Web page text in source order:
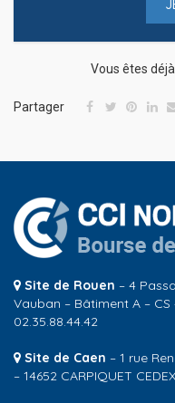
Vous êtes
Partager
Site de Rouen – 4
Vauban – Bâtiment A – CS
02.35.88.44.42
Site de Caen – 1 rue
– 14652 CARPIQUET